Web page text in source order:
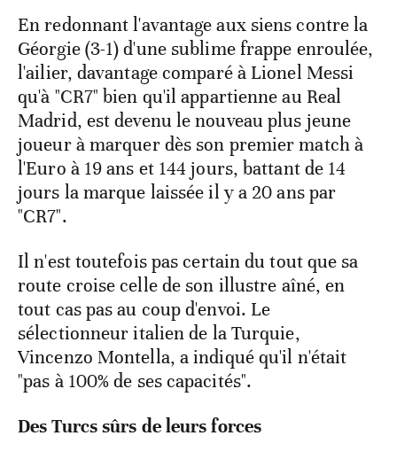
En redonnant l'avantage aux siens contre la
Géorgie (3-1) d'une sublime frappe enroulée,
l'ailier, davantage comparé à Lionel Messi
qu'à "CR7" bien qu'il appartienne au Real
Madrid, est devenu le nouveau plus jeune
joueur à marquer dès son premier match à
l'Euro à 19 ans et 144 jours, battant de 14
jours la marque laissée il y a 20 ans par
"CR7".
Il n'est toutefois pas certain du tout que sa
route croise celle de son illustre aîné, en
tout cas pas au coup d'envoi. Le
sélectionneur italien de la Turquie,
Vincenzo Montella, a indiqué qu'il n'était
"pas à 100% de ses capacités".
Des Turcs sûrs de leurs forces